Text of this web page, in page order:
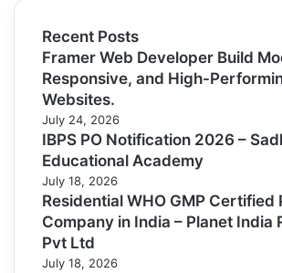
Recent Posts
Framer Web Developer Build
Responsive, and High-
Websites.
July 24, 2026
IBPS PO Notification 2026 –
Educational Academy
July 18, 2026
Residential WHO GMP Certified
Company in India – Planet India
Pvt Ltd
July 18, 2026